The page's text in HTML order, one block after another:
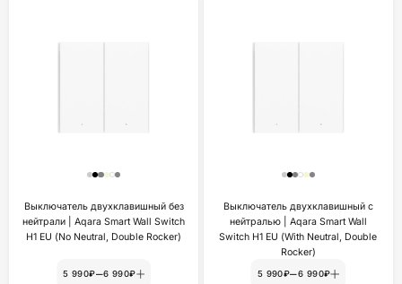
Выключатель двухклавишный без
нейтрали | Aqara Smart Wall Switch
H1 EU (No Neutral, Double Rocker)
5 990₽–6 990₽
Выключатель двухклавишный с
нейтралью | Aqara Smart Wall
Switch H1 EU (With Neutral, Double
Rocker)
5 990₽–6 990₽